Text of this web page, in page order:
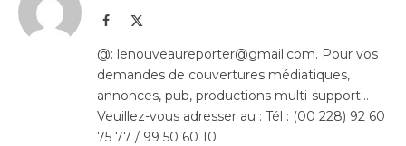
Facebook
@: lenouveaureporter@gmail.com. Pour vos
demandes de couvertures médiatiques,
annonces, pub, productions multi-support…
Veuillez-vous adresser au : Tél : (00 228) 92 60
75 77 / 99 50 60 10